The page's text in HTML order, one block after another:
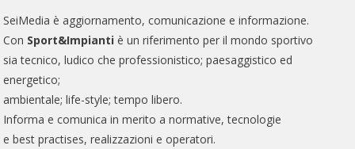
SeiMedia è aggiornamento, comunicazione e informazione.
Con Sport&Impianti è un riferimento per il mondo sportivo
sia tecnico, ludico che professionistico; paesaggistico ed
energetico;
ambientale; life-style; tempo libero.
Informa e comunica in merito a normative, tecnologie
e best practises, realizzazioni e operatori.